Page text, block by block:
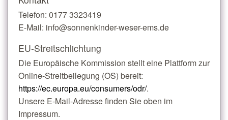
Telefon: 0177 3323419
E-Mail: info@sonnenkinder-weser-ems.de
EU-Streitschlichtung
Die Europäische Kommission stellt eine Plattform zur
Online-Streitbeilegung (OS) bereit:
https://ec.europa.eu/consumers/odr/.
Unsere E-Mail-Adresse finden Sie oben im
Impressum.